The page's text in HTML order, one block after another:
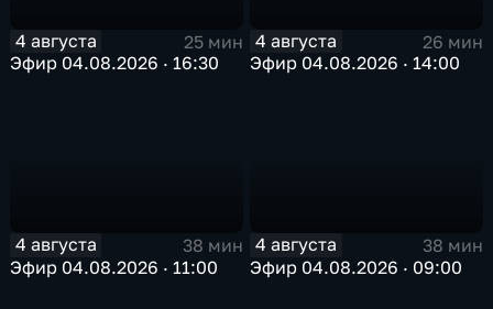
4 августа
25 мин
Эфир 04.08.2026 · 16:30
4 августа
26 мин
Эфир 04.08.2026 · 14:00
4 августа
38 мин
Эфир 04.08.2026 · 11:00
4 августа
38 мин
Эфир 04.08.2026 · 09:00